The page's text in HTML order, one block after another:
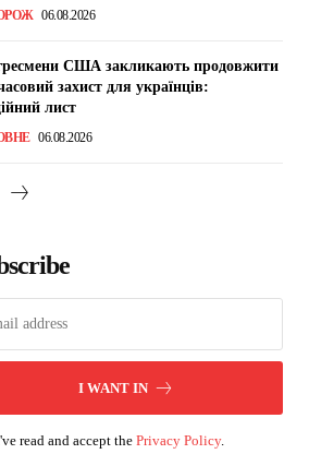
06.08.2026
США закликають продовжити
захист для українців:
лист
06.08.2026
I WANT IN
read and accept thePrivacy Policy.